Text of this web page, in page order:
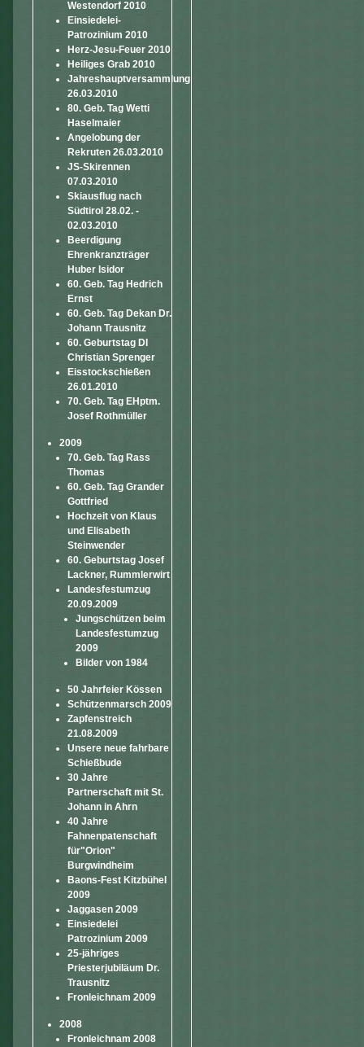
Westendorf 2010
Einsiedelei-
Patrozinium 2010
Herz-Jesu-Feuer 2010
Heiliges Grab 2010
Jahreshauptversammlung
26.03.2010
80. Geb. Tag Wetti
Haselmaier
Angelobung der
Rekruten 26.03.2010
JS-Skirennen
07.03.2010
Skiausflug nach
Südtirol 28.02. -
02.03.2010
Beerdigung
Ehrenkranzträger
Huber Isidor
60. Geb. Tag Hedrich
Ernst
60. Geb. Tag Dekan Dr.
Johann Trausnitz
60. Geburtstag DI
Christian Sprenger
Eisstockschießen
26.01.2010
70. Geb. Tag EHptm.
Josef Rothmüller
2009
70. Geb. Tag Rass
Thomas
60. Geb. Tag Grander
Gottfried
Hochzeit von Klaus
und Elisabeth
Steinwender
60. Geburtstag Josef
Lackner, Rummlerwirt
Landesfestumzug
20.09.2009
Jungschützen beim
Landesfestumzug
2009
Bilder von 1984
50 Jahrfeier Kössen
Schützenmarsch 2009
Zapfenstreich
21.08.2009
Unsere neue fahrbare
Schießbude
30 Jahre
Partnerschaft mit St.
Johann in Ahrn
40 Jahre
Fahnenpatenschaft
für"Orion"
Burgwindheim
Baons-Fest Kitzbühel
2009
Jaggasen 2009
Einsiedelei
Patrozinium 2009
25-jähriges
Priesterjubiläum Dr.
Trausnitz
Fronleichnam 2009
2008
Fronleichnam 2008